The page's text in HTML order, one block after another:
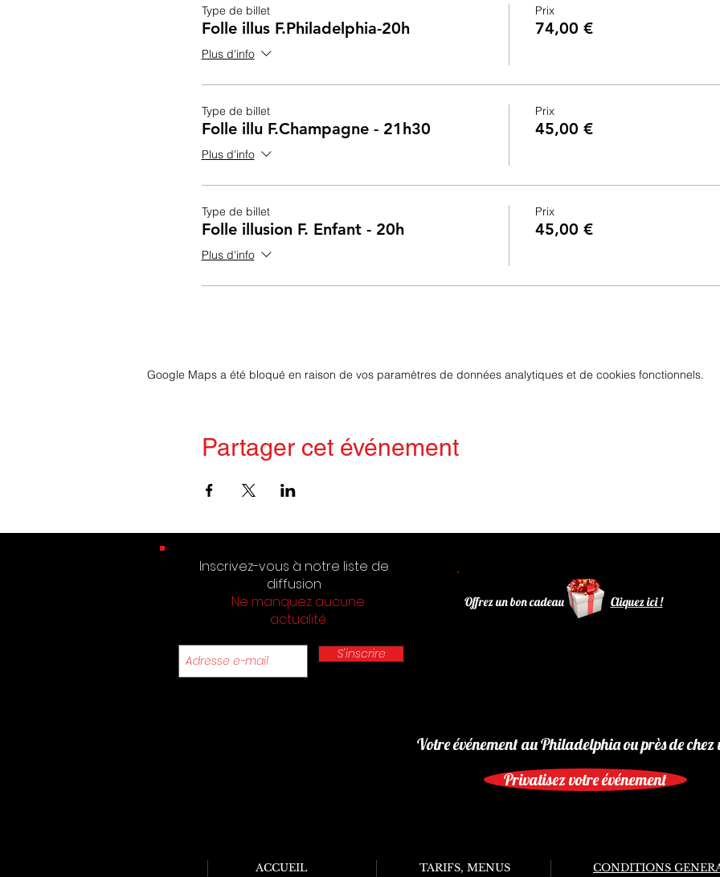
Type de billet
Folle illus F.Philadelphia-20h
Plus d'info
Prix
74,00 €
Type de billet
Folle illu F.Champagne - 21h30
Plus d'info
Prix
45,00 €
Type de billet
Folle illusion F. Enfant - 20h
Plus d'info
Prix
45,00 €
Google Maps a été bloqué en raison de vos paramètres de données analytiques et de cookies fonctionnels.
Partager cet événement
Inscrivez-vous à notre liste de
diffusion
Ne manquez aucune
actualité
S'inscrire
Offrez un bon cadeau Cliquez ici !
Votre événement au Philadelphia ou près de chez
Privatisez votre événement
ACCUEIL TARIFS, MENUS CONDITIONS